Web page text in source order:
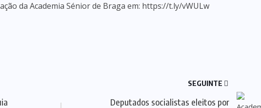
da Academia Sénior de Braga em: https://t.ly/vWULw
SEGUINTE
Deputados socialistas eleitos por